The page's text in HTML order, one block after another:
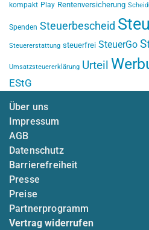
kompakt Play Rentenversicherung
Spenden Steuerbescheid
Steuererstattung steuerfrei SteuerGo
Umsatzsteuererklärung Urteil
EStG
Über uns
Impressum
AGB
Datenschutz
Barrierefreiheit
Presse
Preise
Partnerprogramm
Vertrag widerrufen